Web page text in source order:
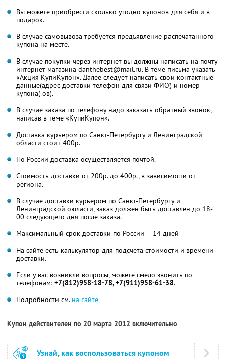
Вы можете приобрести сколько угодно купонов для себя и в
подарок.
В случае самовывоза требуется предъявление распечатанного
купона на месте.
В случае покупки через интернет вы должны написать на почту
интернет-магазина danthebest@mail.ru. В теме письма указать
«Акция КупиКупон». Далее следует написать свои контактные
данные(адрес доставки телефон для связи ФИО) и номер
купона(-ов).
В случае заказа по телефону надо заказать обратный звонок,
написав в теме «КупиКупон».
Доставка курьером по Санкт-Петербургу и Ленинградской
области стоит 400р.
По России доставка осуществляется почтой.
Стоимость доставки от 200р. до 400р., в зависимости от
региона.
В случае доставки курьером по Санкт-Петербургу и
Ленинградской оюласти, заказ должен быть доставлен до 18-
00 следующего дня после заказа.
Максимальный срок доставки по России — 14 дней
На сайте есть калькулятор для подсчета стоимости и времени
доставки.
Если у вас возникли вопросы, можете смело звонить по
телефонам: +7(812)958-18-78, +7(911)958-61-38.
Подробности см. на сайте
Купон действителен по 20 марта 2012 включительно
Узнай, как воспользоваться купоном